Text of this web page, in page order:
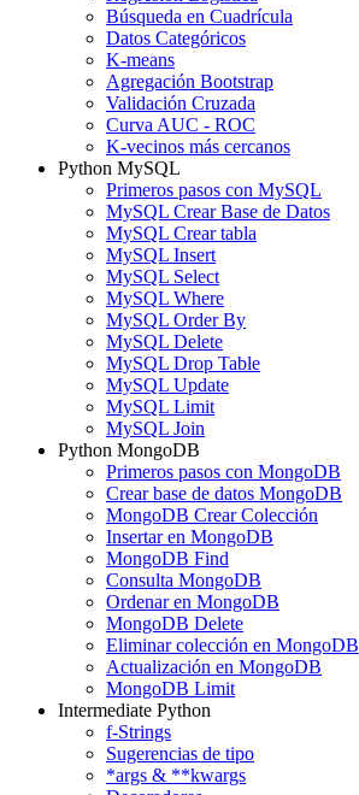
Búsqueda en Cuadrícula
Datos Categóricos
K-means
Agregación Bootstrap
Validación Cruzada
Curva AUC - ROC
K-vecinos más cercanos
Python MySQL
Primeros pasos con MySQL
MySQL Crear Base de Datos
MySQL Crear tabla
MySQL Insert
MySQL Select
MySQL Where
MySQL Order By
MySQL Delete
MySQL Drop Table
MySQL Update
MySQL Limit
MySQL Join
Python MongoDB
Primeros pasos con MongoDB
Crear base de datos MongoDB
MongoDB Crear Colección
Insertar en MongoDB
MongoDB Find
Consulta MongoDB
Ordenar en MongoDB
MongoDB Delete
Eliminar colección en MongoDB
Actualización en MongoDB
MongoDB Limit
Intermediate Python
f-Strings
Sugerencias de tipo
*args & **kwargs